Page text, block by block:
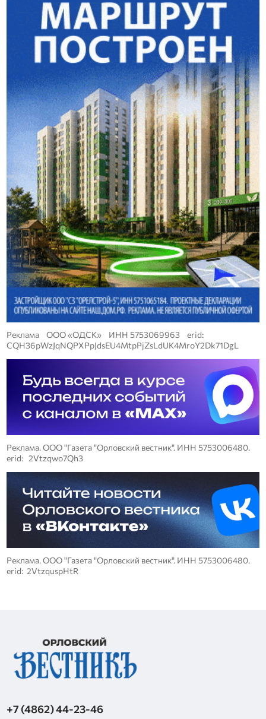
Реклама ООО «ОДСК» ИНН 5753069963 erid:
CQH36pWzJqNQPXPpJdsEU4MtpPjZsLdUK4MroY2Dk71DgL
Реклама. ООО "Газета "Орловский вестник". ИНН 5753006480.
erid: 2Vtzqwo7Qh3
Реклама. ООО "Газета "Орловский вестник". ИНН 5753006480.
erid: 2VtzquspHtR
+7 (4862) 44-23-46